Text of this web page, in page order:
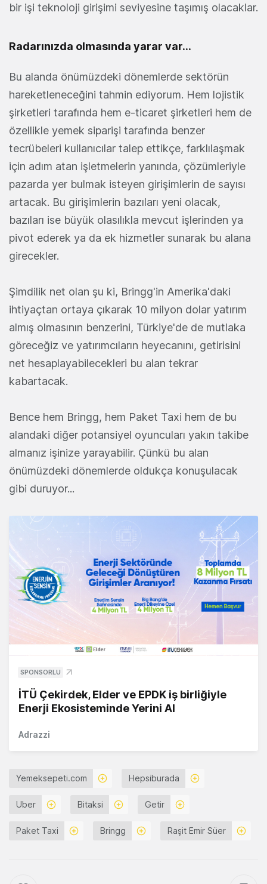
bir işi teknoloji girişimi seviyesine taşımış olacaklar.
Radarınızda olmasında yarar var...
Bu alanda önümüzdeki dönemlerde sektörün
hareketleneceğini tahmin ediyorum. Hem lojistik
şirketleri tarafında hem e-ticaret şirketleri hem de
özellikle yemek siparişi tarafında benzer
tecrübeleri kullanıcılar talep ettikçe, farklılaşmak
için adım atan işletmelerin yanında, çözümleriyle
pazarda yer bulmak isteyen girişimlerin de sayısı
artacak. Bu girişimlerin bazıları yeni olacak,
bazıları ise büyük olasılıkla mevcut işlerinden ya
pivot ederek ya da ek hizmetler sunarak bu alana
girecekler.
Şimdilik net olan şu ki, Bringg'in Amerika'daki
ihtiyaçtan ortaya çıkarak 10 milyon dolar yatırım
almış olmasının benzerini, Türkiye'de de mutlaka
göreceğiz ve yatırımcıların heyecanını, getirisini
net hesaplayabilecekleri bu alan tekrar
kabartacak.
Bence hem Bringg, hem Paket Taxi hem de bu
alandaki diğer potansiyel oyuncuları yakın takibe
almanız işinize yarayabilir. Çünkü bu alan
önümüzdeki dönemlerde oldukça konuşulacak
gibi duruyor...
SPONSORLU
İTÜ Çekirdek, Elder ve EPDK iş birliğiyle
Enerji Ekosisteminde Yerini Al
Adrazzi
Yemeksepeti.com Hepsiburada
Uber Bitaksi Getir
Paket Taxi Bringg Raşit Emir Süer